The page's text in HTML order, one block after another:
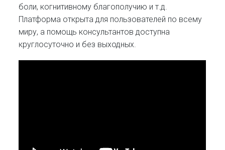
боли, когнитивному благополучию и т.д.
Платформа открыта для пользователей по всему
миру, а помощь консультантов доступна
круглосуточно и без выходных.